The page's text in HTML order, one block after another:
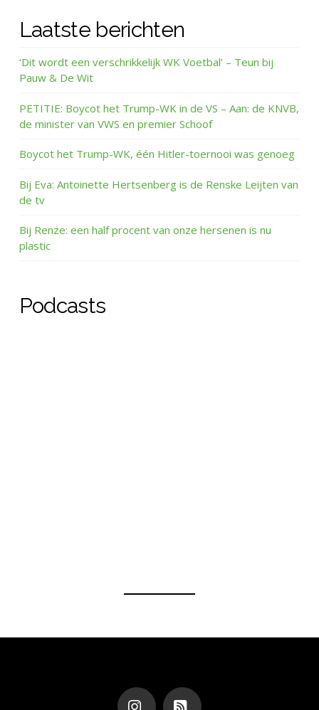
Laatste berichten
‘Dit wordt een verschrikkelijk WK Voetbal’ – Teun bij
Pauw & De Wit
PETITIE: Boycot het Trump-WK in de VS – Aan: de KNVB,
de minister van VWS en premier Schoof
Boycot het Trump-WK, één Hitler-toernooi was genoeg
Bij Eva: Antoinette Hertsenberg is de Renske Leijten van
de tv
Bij Renze: een half procent van onze hersenen is nu
plastic
Podcasts